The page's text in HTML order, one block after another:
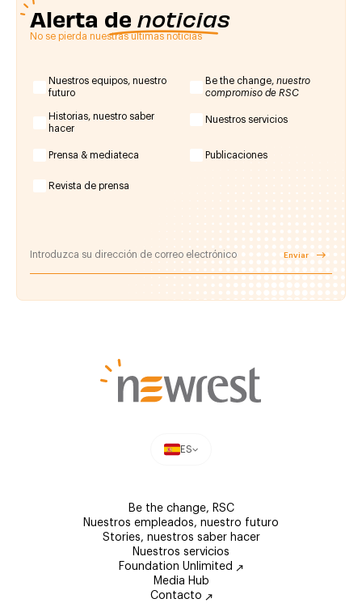
Alerta de noticias
No se pierda nuestras últimas noticias
Nuestros equipos, nuestro
futuro
Be the change, nuestro
compromiso de RSC
Historias, nuestro saber
hacer
Nuestros servicios
Prensa & mediateca Publicaciones
Revista de prensa
Enviar
ES
Be the change, RSC
Nuestros empleados, nuestro futuro
Stories, nuestros saber hacer
Nuestros servicios
Foundation Unlimited
Media Hub
Contacto